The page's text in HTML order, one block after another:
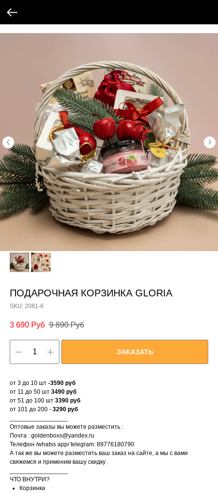
ПОДАРОЧНАЯ КОРЗИНКА GLORIA
SKU: 2081-6
3 690 Руб 9 890 Руб
ЗАКАЗАТЬ
от 3 до 10 шт -3590 руб
от 11 до 50 шт 3490 руб
от 51 до 100 шт 3390 руб
от 101 до 200 - 3290 руб
Оптовые заказы вы можете разместить :
Почта : goldenboxs@yandex.ru
Телефон /whatss app/ telegram: 89776180790
А так же вы можете разместить ваш заказ на сайте, а мы с вами
свяжемся и применим вашу скидку .
ЧТО ВНУТРИ?
Корзинка